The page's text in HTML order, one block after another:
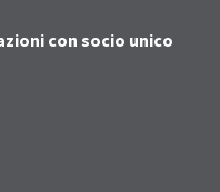
con socio unico